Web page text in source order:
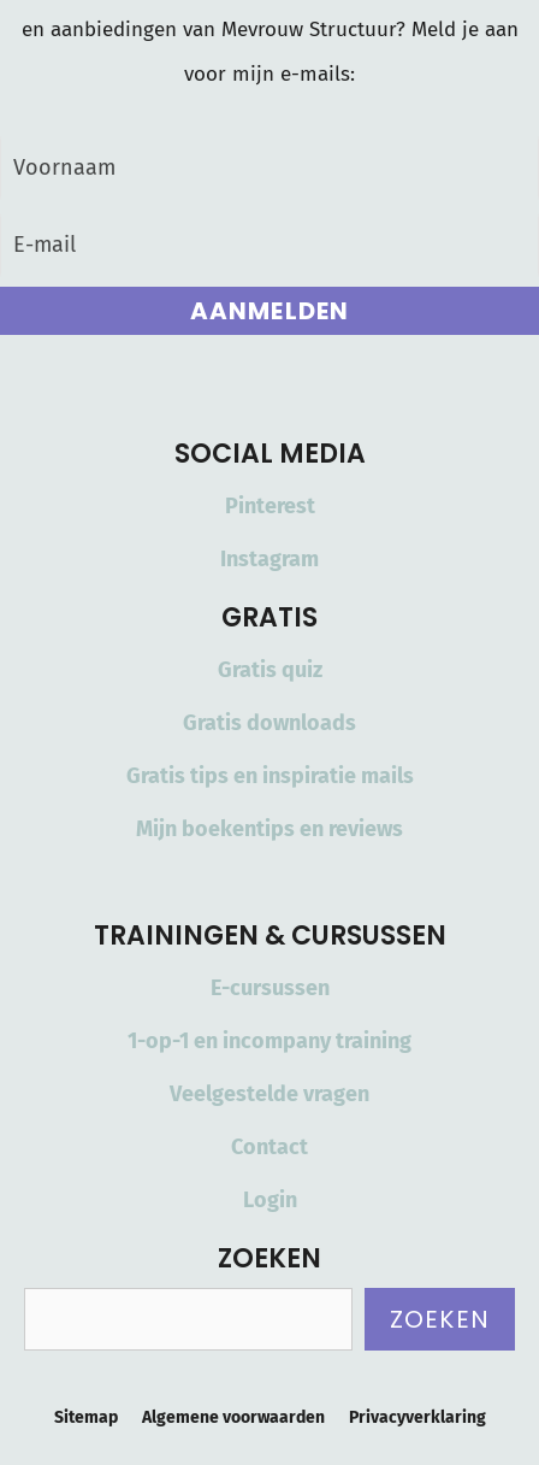
en aanbiedingen van Mevrouw Structuur? Meld je aan
voor mijn e-mails:
AANMELDEN
SOCIAL MEDIA
Pinterest
Instagram
GRATIS
Gratis quiz
Gratis downloads
Gratis tips en inspiratie mails
Mijn boekentips en reviews
TRAININGEN & CURSUSSEN
E-cursussen
1-op-1 en incompany training
Veelgestelde vragen
Contact
Login
ZOEKEN
ZOEKEN
Sitemap Algemene voorwaarden Privacyverklaring